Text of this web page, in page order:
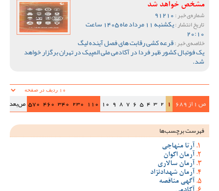
مشخص خواهد شد
شماره‌ی خبر :
تاریخ انتشار : یکشنبه 11 مرداد ماه 1405 ساعت
20:10
خلاصه‌ی خبر :قرعه کشی رقابت های فصل آینده لیگ
یک فوتبال کشور ظهر فردا در آکادمی ملی المپیک در تهران برگزار خواهد
شد.
ص 1 از 689 1
2
3
4
5
6
7
8
9
10
110
230
340
460
570 ص‌بعد
فهرست برچسب‌ها
آرتا منهاجی
آرمان اکوان
آرمان سالاری
آرمان شهدادنژاد
آگهی مناقصه